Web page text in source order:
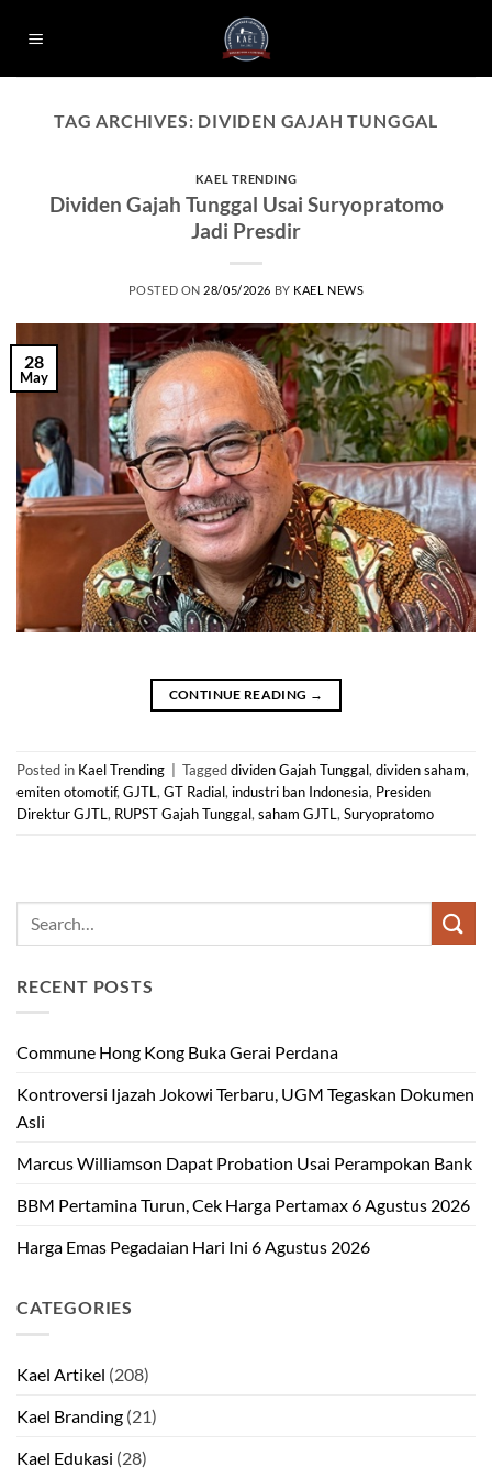
TAG ARCHIVES: DIVIDEN GAJAH TUNGGAL
KAEL TRENDING
Dividen Gajah Tunggal Usai Suryopratomo
Jadi Presdir
POSTED ON 28/05/2026 BY KAEL NEWS
28
May
CONTINUE READING →
Posted in Kael Trending Taggeddividen Gajah Tunggal, dividen saham,
emiten otomotif, GJTL, GT Radial, industri ban Indonesia, Presiden
Direktur GJTL, RUPST Gajah Tunggal, saham GJTL, Suryopratomo
RECENT POSTS
Commune Hong Kong Buka Gerai Perdana
Kontroversi Ijazah Jokowi Terbaru, UGM Tegaskan Dokumen
Asli
Marcus Williamson Dapat Probation Usai Perampokan Bank
BBM Pertamina Turun, Cek Harga Pertamax 6 Agustus 2026
Harga Emas Pegadaian Hari Ini 6 Agustus 2026
CATEGORIES
Kael Artikel (208)
Kael Branding (21)
Kael Edukasi (28)